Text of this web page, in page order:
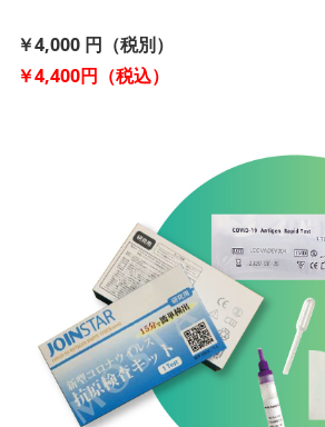
￥4,000 円（税別）
￥4,400円（税込）